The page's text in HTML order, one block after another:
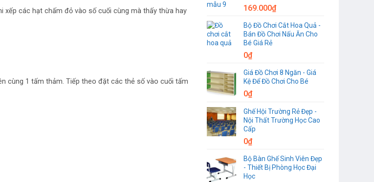
xếp các hạt chấm đỏ vào số cuối cùng mà thấy thừa hay
cùng 1 tấm thảm. Tiếp theo đặt các thẻ số vào cuối tấm
169.000₫
Bộ Đồ Chơi Cắt Hoa Quả -
Bán Đồ Chơi Nấu Ăn Cho
Bé Giá Rẻ
0₫
Giá Đồ Chơi 8 Ngăn - Giá
Kệ Để Đồ Chơi Cho Bé
0₫
Ghế Hội Trường Rẻ Đẹp -
Nội Thất Trường Học Cao
Cấp
0₫
Bộ Bàn Ghế Sinh Viên Đẹp
- Thiết Bị Phòng Học Đại
Học